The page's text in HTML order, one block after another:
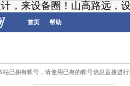
，来设备圈！山高路远，
首页 帮助
站已拥有帐号，请使用已有的帐号信息直接进行